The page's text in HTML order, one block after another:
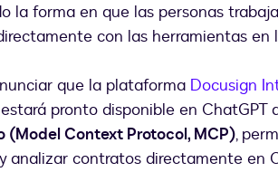
la forma en que las personas
con las herramientas en
que la plataforma Docusign
estará pronto disponible en ChatGPT
(Model Context Protocol, MCP),
analizar contratos directamente en